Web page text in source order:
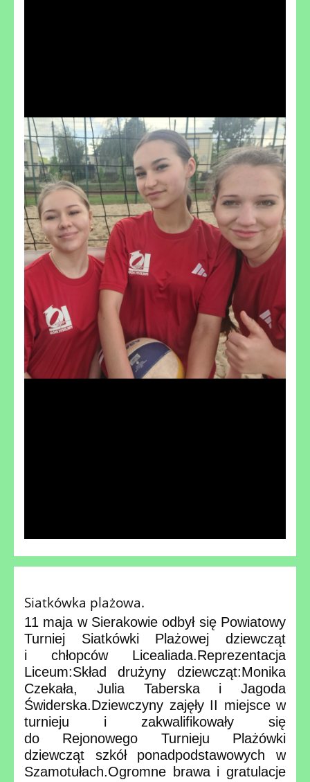
Siatkówka plażowa.
11 maja w Sierakowie odbył się Powiatowy
Turniej Siatkówki Plażowej dziewcząt
i chłopców Licealiada.Reprezentacja
Liceum:Skład drużyny dziewcząt:Monika
Czekała, Julia Taberska i Jagoda
Świderska.Dziewczyny zajęły II miejsce w
turnieju i zakwalifikowały się
do Rejonowego Turnieju Plażówki
dziewcząt szkół ponadpodstawowych w
Szamotułach.Ogromne brawa i gratulacje